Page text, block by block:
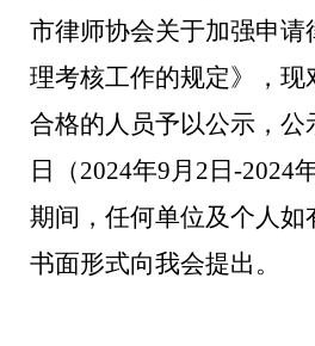
市律师协会关于加强申请
理考核工作的规定》，现
合格的人员予以公示，公
日（2024年9月 2 日 -2024
期间，任何单位及个人如
书面形式向我会提出。